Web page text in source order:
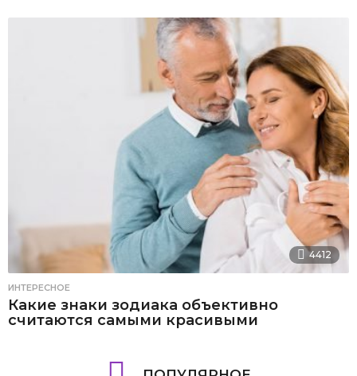
4412
ИНТЕРЕСНОЕ
Какие знаки зодиака объективно
считаются самыми красивыми